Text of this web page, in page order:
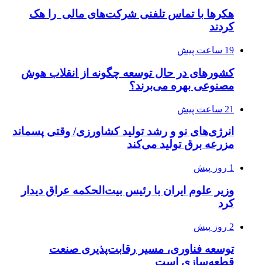
هکرها با تماس تلفنی شرکت‌های مالی را هک
کردند
19 ساعت پیش
کشورهای در حال توسعه چگونه از انقلاب هوش
مصنوعی بهره می‌برند؟
21 ساعت پیش
انرژی‌های نو و رشد تولید کشاورزی/ وقتی پسماند
مزرعه‌ برق تولید می‌کند
1 روز پیش
وزیر علوم ایران با رئیس بیت‌الحکمه عراق دیدار
کرد
2 روز پیش
توسعه فناوری، مسیر رقابت‌پذیری صنعت
قطعه‌سازی است